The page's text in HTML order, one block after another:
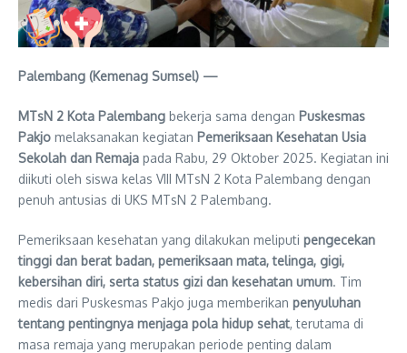
Palembang (Kemenag Sumsel) —
MTsN 2 Kota Palembang bekerja sama dengan Puskesmas
Pakjo melaksanakan kegiatan Pemeriksaan Kesehatan Usia
Sekolah dan Remaja pada Rabu, 29 Oktober 2025. Kegiatan ini
diikuti oleh siswa kelas VIII MTsN 2 Kota Palembang dengan
penuh antusias di UKS MTsN 2 Palembang.
Pemeriksaan kesehatan yang dilakukan meliputi pengecekan
tinggi dan berat badan, pemeriksaan mata, telinga, gigi,
kebersihan diri, serta status gizi dan kesehatan umum. Tim
medis dari Puskesmas Pakjo juga memberikan penyuluhan
tentang pentingnya menjaga pola hidup sehat, terutama di
masa remaja yang merupakan periode penting dalam